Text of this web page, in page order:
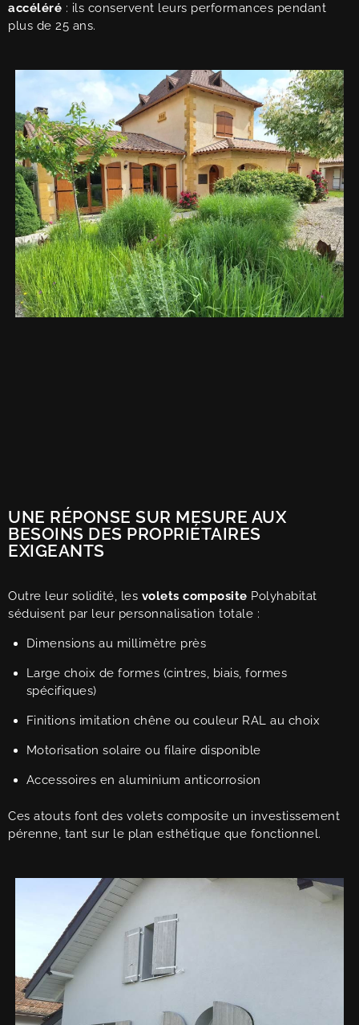
accéléré : ils conservent leurs performances pendant
plus de 25 ans.
UNE RÉPONSE SUR MESURE AUX
BESOINS DES PROPRIÉTAIRES
EXIGEANTS
Outre leur solidité, les volets composite Polyhabitat
séduisent par leur personnalisation totale :
Dimensions au millimètre près
Large choix de formes (cintres, biais, formes
spécifiques)
Finitions imitation chêne ou couleur RAL au choix
Motorisation solaire ou filaire disponible
Accessoires en aluminium anticorrosion
Ces atouts font des volets composite un investissement
pérenne, tant sur le plan esthétique que fonctionnel.